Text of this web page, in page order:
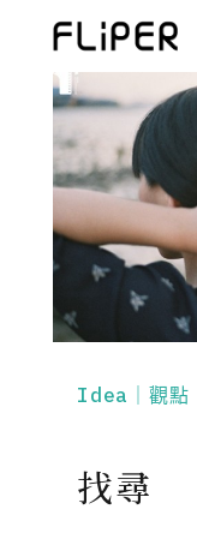
Idea｜觀點
找尋